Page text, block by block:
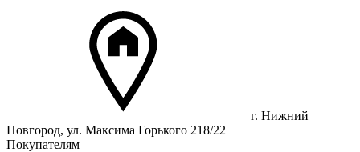
г. Нижний
Новгород, ул. Максима Горького 218/22
Покупателям